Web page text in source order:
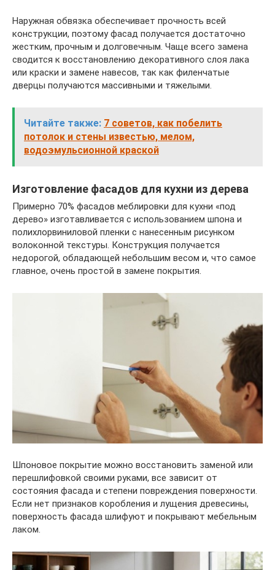
Наружная обвязка обеспечивает прочность всей
конструкции, поэтому фасад получается достаточно
жестким, прочным и долговечным. Чаще всего замена
сводится к восстановлению декоративного слоя лака
или краски и замене навесов, так как филенчатые
дверцы получаются массивными и тяжелыми.
Читайте также: 7 советов, как побелить
потолок и стены известью, мелом,
водоэмульсионной краской
Изготовление фасадов для кухни из дерева
Примерно 70% фасадов меблировки для кухни «под
дерево» изготавливается с использованием шпона и
полихлорвиниловой пленки с нанесенным рисунком
волоконной текстуры. Конструкция получается
недорогой, обладающей небольшим весом и, что самое
главное, очень простой в замене покрытия.
Шпоновое покрытие можно восстановить заменой или
перешлифовкой своими руками, все зависит от
состояния фасада и степени повреждения поверхности.
Если нет признаков коробления и лущения древесины,
поверхность фасада шлифуют и покрывают мебельным
лаком.